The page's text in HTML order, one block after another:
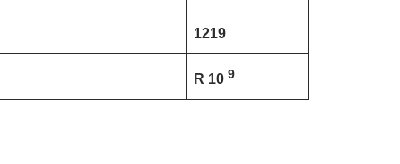
1219
R 10 9